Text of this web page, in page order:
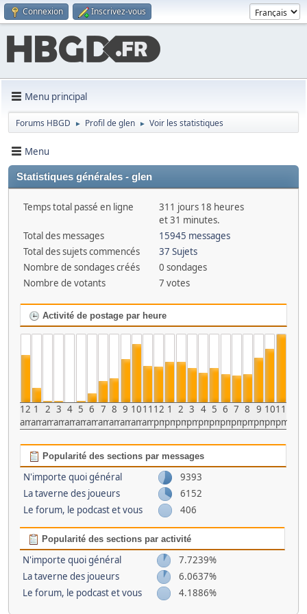
Connexion Inscrivez-vous
Menu principal
Forums HBGD ► Profil de glen ► Voir les statistiques
Menu
Statistiques générales - glen
Temps total passé en ligne
311 jours 18 heures
et 31 minutes.
Total des messages
15945 messages
Total des sujets commencés
37 Sujets
Nombre de sondages créés
0 sondages
Nombre de votants
7 votes
Activité de postage par heure
12
am
1
am
2
am
3
am
4
am
5
am
6
am
7
am
8
am
9
am
10
am
11
am
12
pm
1
pm
2
pm
3
pm
4
pm
5
pm
6
pm
7
pm
8
pm
9
pm
10
pm
11
pm
Popularité des sections par messages
N'importe quoi général
9393
La taverne des joueurs
6152
Le forum, le podcast et vous
406
Popularité des sections par activité
N'importe quoi général
7.7239%
La taverne des joueurs
6.0637%
Le forum, le podcast et vous
4.1886%